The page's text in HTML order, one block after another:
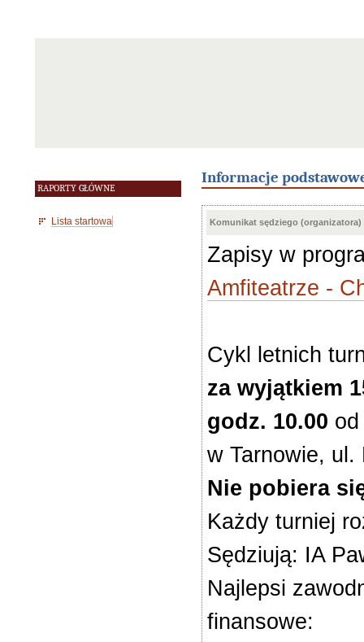
RAPORTY GŁÓWNE
Lista startowa
Informacje
Komunikat sędziego (organizatora)
Zapisy w
Amfiteatrze -
Cykl letnich
za wyjątkiem
godz. 10.00
w Tarnowie, ul.
Nie pobiera
Każdy turniej
Sędziują: IA
Najlepsi
finansowe: